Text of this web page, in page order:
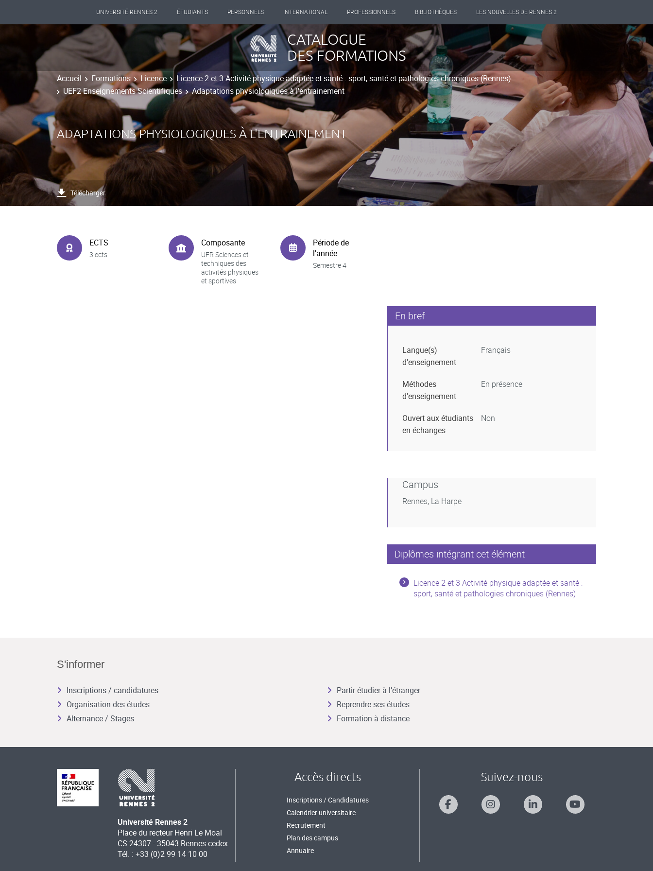
UNIVERSITÉ RENNES 2 ÉTUDIANTS PERSONNELS INTERNATIONAL PROFESSIONNELS BIBLIOTHÈQUES LES NOUVELLES DE RENNES 2
CATALOGUE
DES FORMATIONS
Accueil Formations Licence
Licence 2 et 3 Activité physique adaptée et santé : sport, santé et pathologies chroniques (Rennes)
UEF2 Enseignements Scientifiques
Adaptations physiologiques à l'entrainement
ADAPTATIONS PHYSIOLOGIQUES À L'ENTRAINEMENT
Télécharger
ECTS
3 ects
Composante
UFR Sciences et
techniques des
activités physiques
et sportives
Période de
l'année
Semestre 4
En bref
Langue(s)
d'enseignement
Français
Méthodes
d'enseignement
En présence
Ouvert aux étudiants
en échanges
Non
Campus
Rennes, La Harpe
Diplômes intégrant cet élément
Licence 2 et 3 Activité physique adaptée et santé :
sport, santé et pathologies chroniques (Rennes)
S'informer
Inscriptions / candidatures
Organisation des études
Alternance / Stages
Partir étudier à l’étranger
Reprendre ses études
Formation à distance
Université Rennes 2
Place du recteur Henri Le Moal
CS 24307 - 35043 Rennes cedex
Tél. : +33 (0)2 99 14 10 00
Accès directs
Inscriptions / Candidatures
Calendrier universitaire
Recrutement
Plan des campus
Annuaire
Suivez-nous